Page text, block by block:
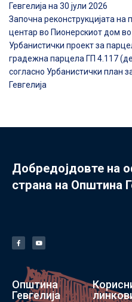
Гевгелија на 30 јули 2026
Започна реконструкцијата на
центар во Пионерскиот дом во
Урбанистички проект за
градежна парцела ГП 4.117
согласно Урбанистички план
Гевгелија
Добредојдовте на
страна на Општина
Општина
Гевгелија